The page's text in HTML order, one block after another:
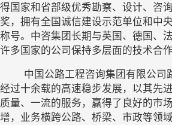
得国家和省部级优秀勘察、设计、咨
奖，拥有全国诚信建设示范单位和中
称号。中咨集团长期与英国、德国、
许多国家的公司保持多层面的技术合作
经过十余载的高速稳步发展，以其先
质量、一流的服务，赢得了良好的市
增，业务横跨公路、桥梁、市政等领